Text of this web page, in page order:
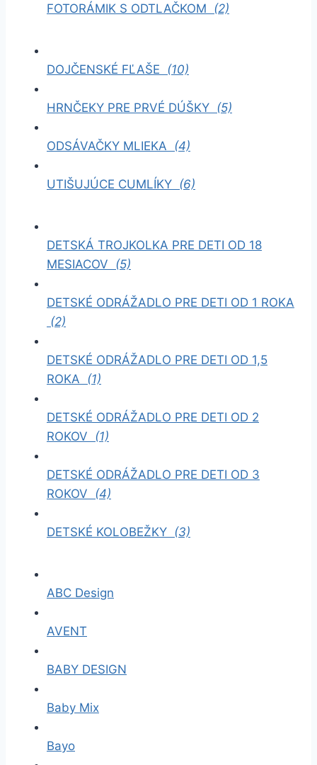
FOTORÁMIK S ODTLAČKOM (2)
DOJČENSKÉ FĽAŠE (10)
HRNČEKY PRE PRVÉ DÚŠKY (5)
ODSÁVAČKY MLIEKA (4)
UTIŠUJÚCE CUMLÍKY (6)
DETSKÁ TROJKOLKA PRE DETI OD 18
MESIACOV (5)
DETSKÉ ODRÁŽADLO PRE DETI OD 1 ROKA
(2)
DETSKÉ ODRÁŽADLO PRE DETI OD 1,5
ROKA (1)
DETSKÉ ODRÁŽADLO PRE DETI OD 2
ROKOV (1)
DETSKÉ ODRÁŽADLO PRE DETI OD 3
ROKOV (4)
DETSKÉ KOLOBEŽKY (3)
ABC Design
AVENT
BABY DESIGN
Baby Mix
Bayo